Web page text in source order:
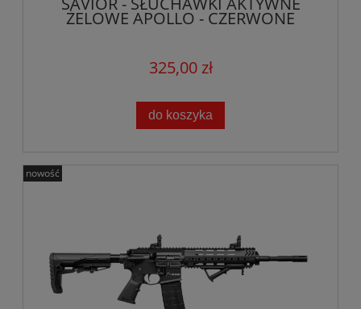
ŻELOWE APOLLO - CZERWONE
325,00 zł
do koszyka
nowość